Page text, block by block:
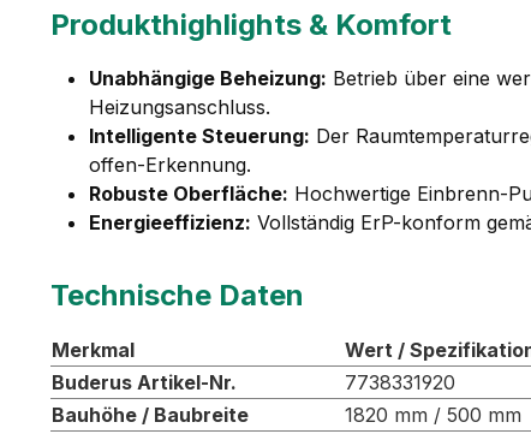
Produkthighlights & Komfort
Unabhängige Beheizung: Betrieb über eine
Heizungsanschluss.
Intelligente Steuerung: Der
offen-Erkennung.
Robuste Oberfläche: Hochwertige Einbrenn-
Energieeffizienz: Vollständig ErP-konform
Technische Daten
Merkmal
Wert /
Buderus Artikel-Nr.
7738331920
Bauhöhe / Baubreite
1820 mm / 500 mm